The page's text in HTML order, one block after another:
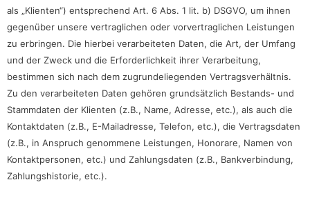
als „Klienten“) entsprechend Art. 6 Abs. 1 lit. b) DSGVO, um ihnen
gegenüber unsere vertraglichen oder vorvertraglichen Leistungen
zu erbringen. Die hierbei verarbeiteten Daten, die Art, der Umfang
und der Zweck und die Erforderlichkeit ihrer Verarbeitung,
bestimmen sich nach dem zugrundeliegenden Vertragsverhältnis.
Zu den verarbeiteten Daten gehören grundsätzlich Bestands- und
Stammdaten der Klienten (z.B., Name, Adresse, etc.), als auch die
Kontaktdaten (z.B., E-Mailadresse, Telefon, etc.), die Vertragsdaten
(z.B., in Anspruch genommene Leistungen, Honorare, Namen von
Kontaktpersonen, etc.) und Zahlungsdaten (z.B., Bankverbindung,
Zahlungshistorie, etc.).